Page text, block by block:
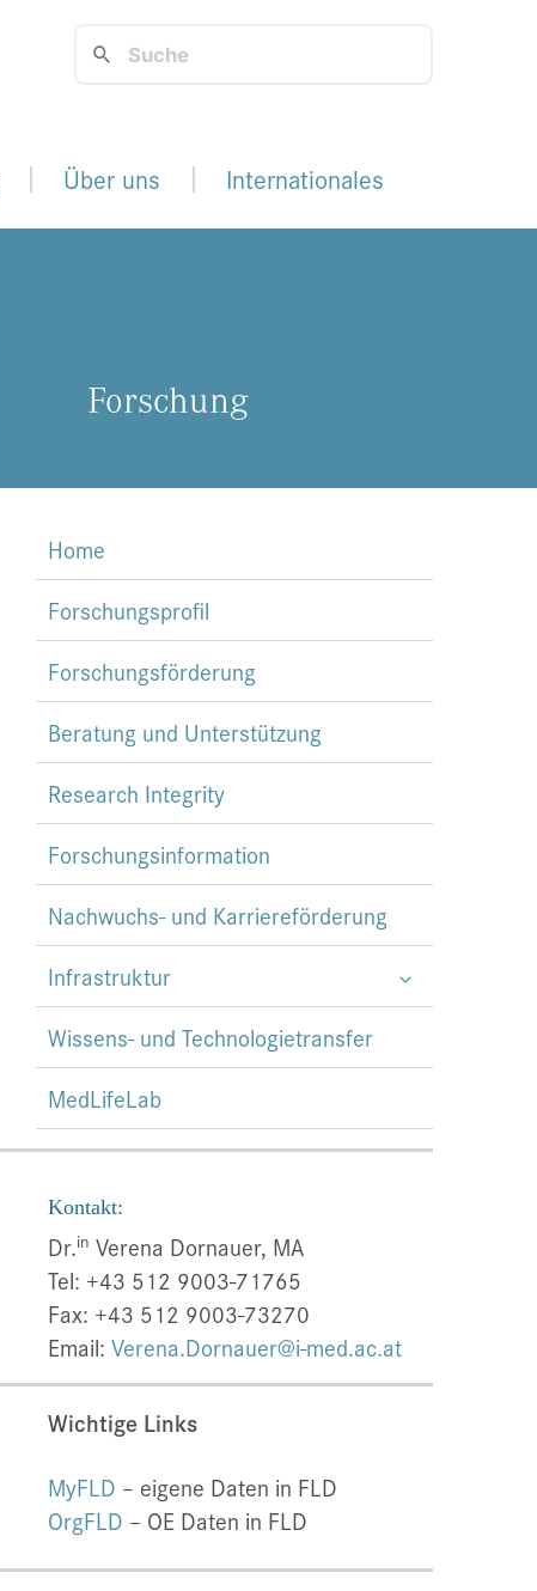
Über uns Internationales
For­schung
Home
Forschungsprofil
Forschungsförderung
Beratung und Unterstützung
Research Integrity
Forschungsinformation
Nachwuchs- und Karriereförderung
Infrastruktur
Wissens- und Technologietransfer
MedLifeLab
Kontakt:
Dr.in Verena Dornauer, MA
Tel: +43 512 9003-71765
Fax: +43 512 9003-73270
Email: Verena.Dornauer@i-med.ac.at
Wichtige Links
MyFLD – eigene Daten in FLD
OrgFLD – OE Daten in FLD